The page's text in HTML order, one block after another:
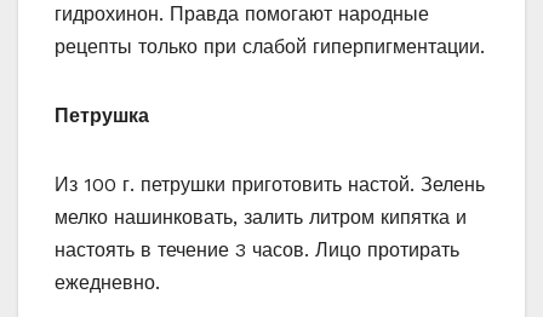
гидрохинон. Правда помогают народные
рецепты только при слабой гиперпигментации.
Петрушка
Из 100 г. петрушки приготовить настой. Зелень
мелко нашинковать, залить литром кипятка и
настоять в течение 3 часов. Лицо протирать
ежедневно.